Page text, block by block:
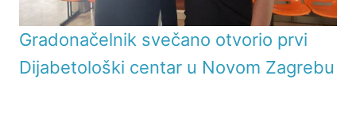
Gradonačelnik svečano otvorio prvi
Dijabetološki centar u Novom Zagrebu